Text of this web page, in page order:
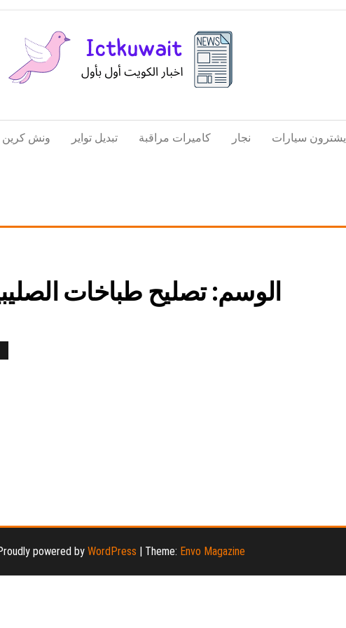
الكويت
تكنولوجيا
المعلومات
ونش تبديل تواير كاميرات مراقبة نجار يشترون سيارات
الوسم:تصليح طباخات
powered by WordPress | Theme: Envo Magazine